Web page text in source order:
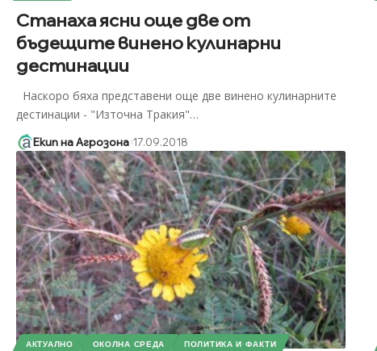
Станаха ясни още две от
бъдещите винено кулинарни
дестинации
Наскоро бяха представени още две винено кулинарните
дестинации - "Източна Тракия"…
Екип на Агрозона 17.09.2018
АКТУАЛНО ОКОЛНА СРЕДА ПОЛИТИКА И ФАКТИ